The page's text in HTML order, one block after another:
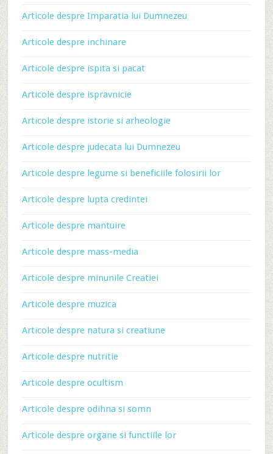
Articole despre Imparatia lui Dumnezeu
Articole despre inchinare
Articole despre ispita si pacat
Articole despre ispravnicie
Articole despre istorie si arheologie
Articole despre judecata lui Dumnezeu
Articole despre legume si beneficiile folosirii lor
Articole despre lupta credintei
Articole despre mantuire
Articole despre mass-media
Articole despre minunile Creatiei
Articole despre muzica
Articole despre natura si creatiune
Articole despre nutritie
Articole despre ocultism
Articole despre odihna si somn
Articole despre organe si functiile lor